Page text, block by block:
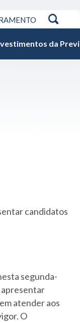
da Previ
candidatos
segunda-
apresentar
atender aos
O